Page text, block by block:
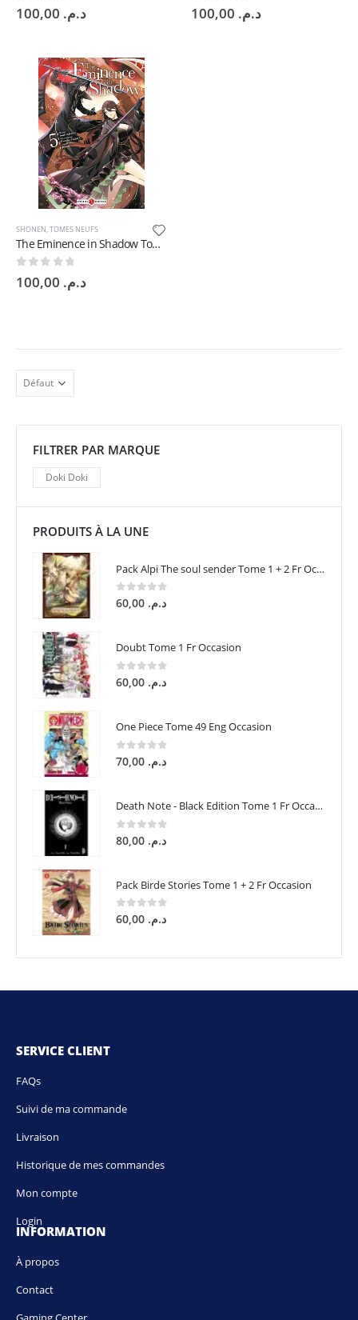
0 sur 5 د.م. 0 sur 5 د.م.
SHONEN,TOMES NEUFS
The Eminence in Shadow Tome 5 Fr
0 sur 5 د.م.
FILTRER PAR MARQUE
Doki Doki
PRODUITS À LA UNE
Pack Alpi The soul sender Tome 1 + 2 Fr Occasion
0sur 5د.م.
Doubt Tome 1 Fr Occasion
0sur 5د.م.
One Piece Tome 49 Eng Occasion
0sur 5د.م.
Death Note - Black Edition Tome 1 Fr Occasion
0sur 5د.م.
Pack Birde Stories Tome 1 + 2 Fr Occasion
0sur 5د.م.
SERVICE CLIENT
FAQs
Suivi de ma commande
Livraison
Historique de mes commandes
Mon compte
Login
INFORMATION
À propos
Contact